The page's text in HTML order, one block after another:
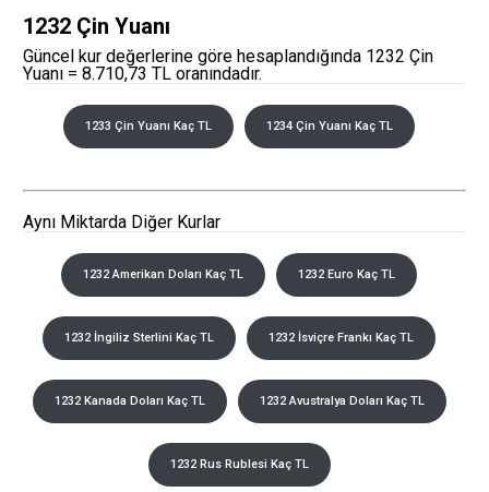
1232 Çin Yuanı
Güncel kur değerlerine göre hesaplandığında 1232 Çin
Yuanı = 8.710,73 TL oranındadır.
1233 Çin Yuanı Kaç TL 1234 Çin Yuanı Kaç TL
Aynı Miktarda Diğer Kurlar
1232 Amerikan Doları Kaç TL 1232 Euro Kaç TL
1232 İngiliz Sterlini Kaç TL 1232 İsviçre Frankı Kaç TL
1232 Kanada Doları Kaç TL 1232 Avustralya Doları Kaç TL
1232 Rus Rublesi Kaç TL